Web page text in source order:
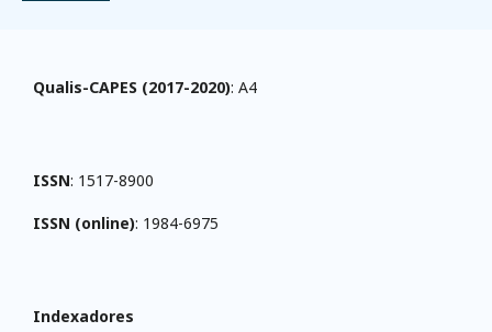
Qualis-CAPES (2017-2020): A4
ISSN: 1517-8900
ISSN (online): 1984-6975
Indexadores